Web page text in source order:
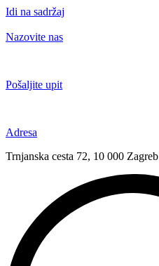
Idi na sadržaj
Nazovite nas
Pošaljite upit
Adresa
Trnjanska cesta 72, 10 000 Zagreb